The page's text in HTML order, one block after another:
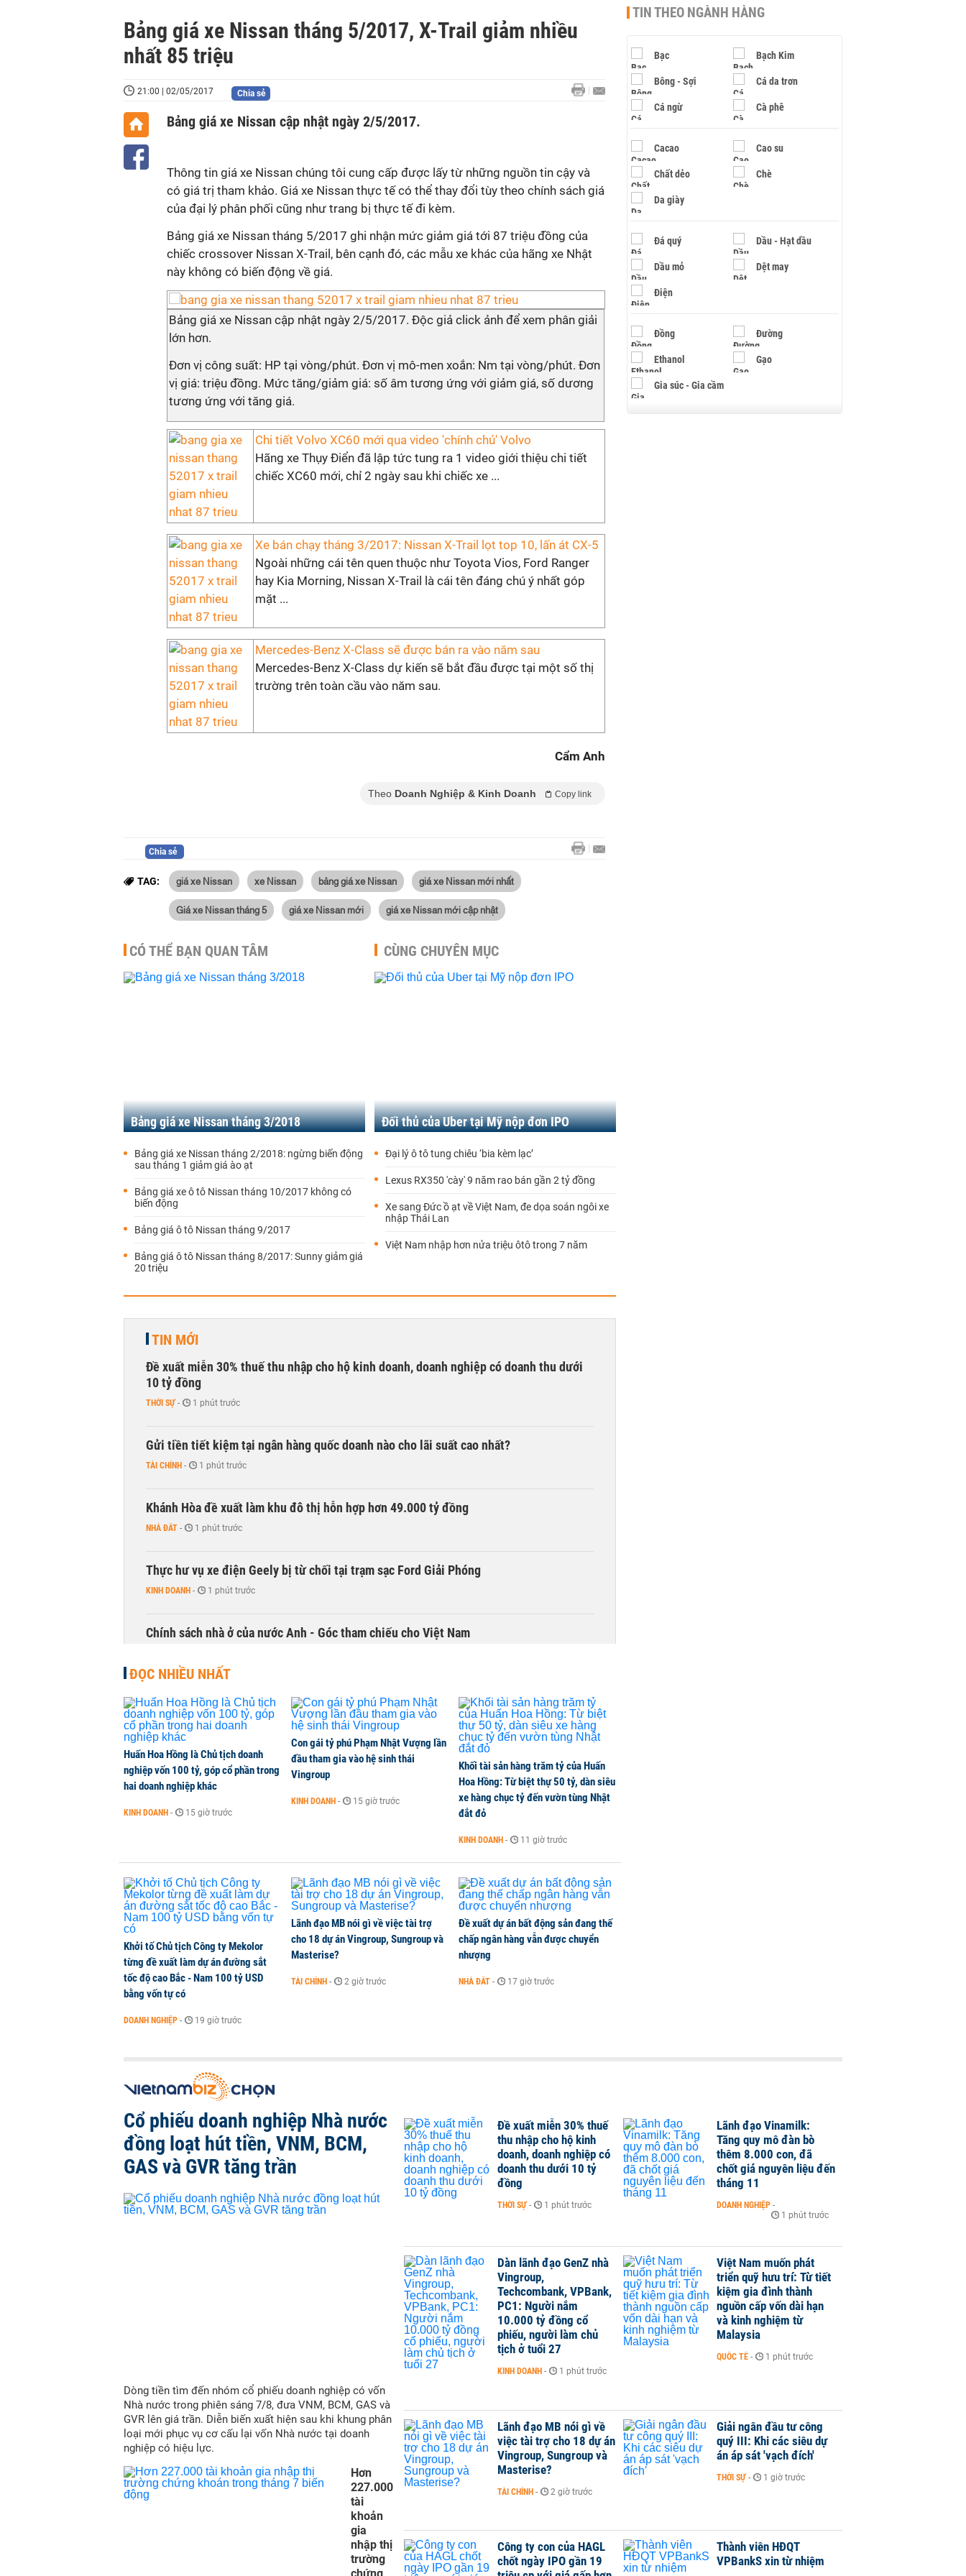
Bảng giá xe Nissan tháng 5/2017, X-Trail giảm nhiều
nhất 85 triệu
21:00 | 02/05/2017 Chia sẻ
Bảng giá xe Nissan cập nhật ngày 2/5/2017.
Thông tin giá xe Nissan chúng tôi cung cấp được lấy từ những nguồn tin cậy và
có giá trị tham khảo. Giá xe Nissan thực tế có thể thay đổi tùy theo chính sách giá
của đại lý phân phối cũng như trang bị thực tế đi kèm.
Bảng giá xe Nissan tháng 5/2017 ghi nhận mức giảm giá tới 87 triệu đồng của
chiếc crossover Nissan X-Trail, bên cạnh đó, các mẫu xe khác của hãng xe Nhật
này không có biến động về giá.
Bảng giá xe Nissan cập nhật ngày 2/5/2017. Độc giả click ảnh để xem phân giải
lớn hơn.
Đơn vị công suất: HP tại vòng/phút. Đơn vị mô-men xoắn: Nm tại vòng/phút. Đơn
vị giá: triệu đồng. Mức tăng/giảm giá: số âm tương ứng với giảm giá, số dương
tương ứng với tăng giá.
Chi tiết Volvo XC60 mới qua video 'chính chủ' Volvo
Hãng xe Thụy Điển đã lập tức tung ra 1 video giới thiệu chi tiết
chiếc XC60 mới, chỉ 2 ngày sau khi chiếc xe ...
Xe bán chạy tháng 3/2017: Nissan X-Trail lọt top 10, lấn át CX-5
Ngoài những cái tên quen thuộc như Toyota Vios, Ford Ranger
hay Kia Morning, Nissan X-Trail là cái tên đáng chú ý nhất góp
mặt ...
Mercedes-Benz X-Class sẽ được bán ra vào năm sau
Mercedes-Benz X-Class dự kiến sẽ bắt đầu được tại một số thị
trường trên toàn cầu vào năm sau.
Cẩm Anh
Theo Doanh Nghiệp & Kinh Doanh Copy link
Chia sẻ
TAG: giá xe Nissan xe Nissan bảng giá xe Nissan giá xe Nissan mới nhất
Giá xe Nissan tháng 5 giá xe Nissan mới giá xe Nissan mới cập nhật
CÓ THỂ BẠN QUAN TÂM
Bảng giá xe Nissan tháng 3/2018
Bảng giá xe Nissan tháng 2/2018: ngừng biến động
sau tháng 1 giảm giá ào ạt
Bảng giá xe ô tô Nissan tháng 10/2017 không có
biến động
Bảng giá ô tô Nissan tháng 9/2017
Bảng giá ô tô Nissan tháng 8/2017: Sunny giảm giá
20 triệu
CÙNG CHUYÊN MỤC
Đối thủ của Uber tại Mỹ nộp đơn IPO
Đại lý ô tô tung chiêu ‘bia kèm lạc’
Lexus RX350 'cày' 9 năm rao bán gần 2 tỷ đồng
Xe sang Đức ồ ạt về Việt Nam, đe dọa soán ngôi xe
nhập Thái Lan
Việt Nam nhập hơn nửa triệu ôtô trong 7 năm
TIN MỚI
Đề xuất miễn 30% thuế thu nhập cho hộ kinh doanh, doanh nghiệp có doanh thu dưới
10 tỷ đồng
THỜI SỰ - 1 phút trước
Gửi tiền tiết kiệm tại ngân hàng quốc doanh nào cho lãi suất cao nhất?
TÀI CHÍNH - 1 phút trước
Khánh Hòa đề xuất làm khu đô thị hỗn hợp hơn 49.000 tỷ đồng
NHÀ ĐẤT - 1 phút trước
Thực hư vụ xe điện Geely bị từ chối tại trạm sạc Ford Giải Phóng
KINH DOANH - 1 phút trước
Chính sách nhà ở của nước Anh - Góc tham chiếu cho Việt Nam
ĐỌC NHIỀU NHẤT
Huấn Hoa Hồng là Chủ tịch doanh
nghiệp vốn 100 tỷ, góp cổ phần trong
hai doanh nghiệp khác
KINH DOANH - 15 giờ trước
Con gái tỷ phú Phạm Nhật Vượng lần
đầu tham gia vào hệ sinh thái
Vingroup
KINH DOANH - 15 giờ trước
Khối tài sản hàng trăm tỷ của Huấn
Hoa Hồng: Từ biệt thự 50 tỷ, dàn siêu
xe hàng chục tỷ đến vườn tùng Nhật
đắt đỏ
KINH DOANH - 11 giờ trước
Khởi tố Chủ tịch Công ty Mekolor
từng đề xuất làm dự án đường sắt
tốc độ cao Bắc - Nam 100 tỷ USD
bằng vốn tự có
DOANH NGHIỆP - 19 giờ trước
Lãnh đạo MB nói gì về việc tài trợ
cho 18 dự án Vingroup, Sungroup và
Masterise?
TÀI CHÍNH - 2 giờ trước
Đề xuất dự án bất động sản đang thế
chấp ngân hàng vẫn được chuyển
nhượng
NHÀ ĐẤT - 17 giờ trước
TIN THEO NGÀNH HÀNG
Bạc Bạch Kim
Bông - Sợi Cá da trơn
Cá ngừ Cà phê
Cacao Cao su
Chất dẻo Chè
Da giày
Đá quý Dầu - Hạt dầu
Dầu mỏ Dệt may
Điện
Đồng Đường
Ethanol Gạo
Gia súc - Gia cầm
Cổ phiếu doanh nghiệp Nhà nước
đồng loạt hút tiền, VNM, BCM,
GAS và GVR tăng trần
Dòng tiền tìm đến nhóm cổ phiếu doanh nghiệp có vốn
Nhà nước trong phiên sáng 7/8, đưa VNM, BCM, GAS và
GVR lên giá trần. Diễn biến xuất hiện sau khi khung phân
loại mới phục vụ cơ cấu lại vốn Nhà nước tại doanh
nghiệp có hiệu lực.
Hơn
227.000
tài
khoản
gia
nhập thị
trường
Đề xuất miễn 30% thuế
thu nhập cho hộ kinh
doanh, doanh nghiệp có
doanh thu dưới 10 tỷ
đồng
THỜI SỰ - 1 phút trước
Lãnh đạo Vinamilk:
Tăng quy mô đàn bò
thêm 8.000 con, đã
chốt giá nguyên liệu đến
tháng 11
DOANH NGHIỆP -
1 phút trước
Dàn lãnh đạo GenZ nhà
Vingroup,
Techcombank, VPBank,
PC1: Người nắm
10.000 tỷ đồng cổ
phiếu, người làm chủ
tịch ở tuổi 27
KINH DOANH - 1 phút trước
Việt Nam muốn phát
triển quỹ hưu trí: Từ tiết
kiệm gia đình thành
nguồn cấp vốn dài hạn
và kinh nghiệm từ
Malaysia
QUỐC TẾ - 1 phút trước
Lãnh đạo MB nói gì về
việc tài trợ cho 18 dự án
Vingroup, Sungroup và
Masterise?
TÀI CHÍNH - 2 giờ trước
Giải ngân đầu tư công
quý III: Khi các siêu dự
án áp sát 'vạch đích'
THỜI SỰ - 1 giờ trước
Công ty con của HAGL
chốt ngày IPO gần 19
Thành viên HĐQT
VPBankS xin từ nhiệm